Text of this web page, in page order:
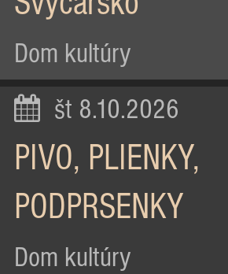
Dom kultúry
št 8.10.2026
PIVO, PLIENKY,
PODPRSENKY
Dom kultúry